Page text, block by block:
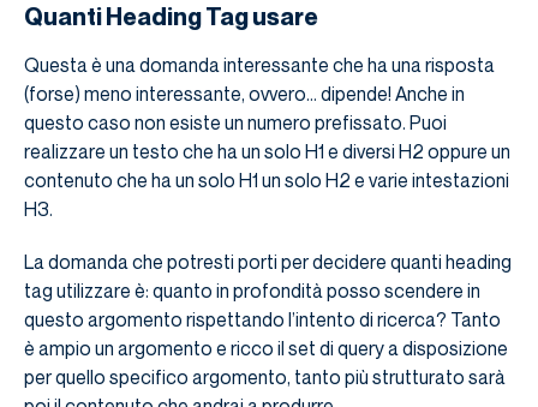
Quanti Heading Tag usare
Questa è una domanda interessante che ha una risposta
(forse) meno interessante, ovvero… dipende! Anche in
questo caso non esiste un numero prefissato. Puoi
realizzare un testo che ha un solo H1 e diversi H2 oppure un
contenuto che ha un solo H1 un solo H2 e varie intestazioni
H3.
La domanda che potresti porti per decidere quanti heading
tag utilizzare è: quanto in profondità posso scendere in
questo argomento rispettando l’intento di ricerca? Tanto
è ampio un argomento e ricco il set di query a disposizione
per quello specifico argomento, tanto più strutturato sarà